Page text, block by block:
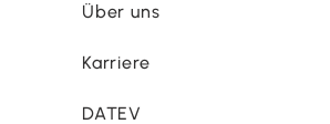
Über uns
Karriere
DATEV